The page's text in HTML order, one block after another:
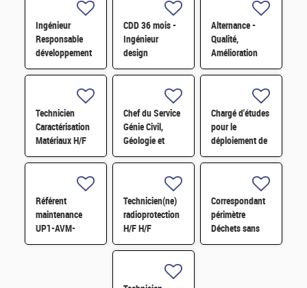
Ingénieur
Responsable
développement
d'affaires H/F
CDD 36 mois -
Ingénieur
design
photonique
Alternance -
Qualité,
Amélioration
continue et
Technicien
Caractérisation
Matériaux H/F
Chef du Service
Génie Civil,
Géologie et
Géotechnique
Chargé d'études
pour le
déploiement de
l'économie
Référent
maintenance
UP1-AVM-
IECDA H/F
Technicien(ne)
radioprotection
H/F H/F
Correspondant
périmètre
Déchets sans
filières H/F